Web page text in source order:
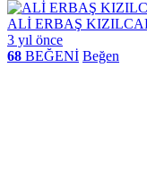
ALİ ERBAŞ
3 yıl önce
68 BEĞENİ Beğen